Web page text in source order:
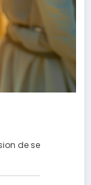
de se